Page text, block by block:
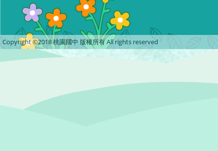
Copyright ©2018 桃園國中 版權所有 All rights reserved